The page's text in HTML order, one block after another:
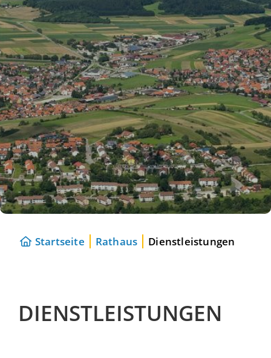
Startseite Rathaus Dienstleistungen
DIENSTLEISTUNGEN